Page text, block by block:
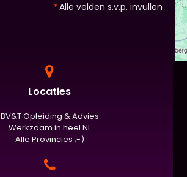
*Alle velden s.v.p. invullen
Locaties
BV&T Opleiding & Advies
Werkzaam in heel NL
Alle Provincies ;-)